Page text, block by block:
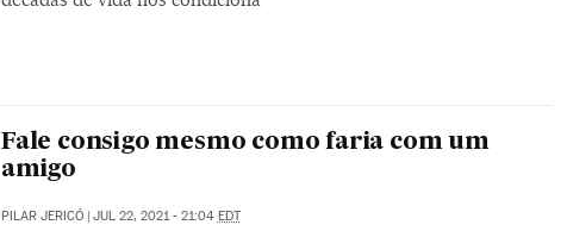
Fale consigo mesmo como faria com um
amigo
PILAR JERICÓ | JUL 22, 2021 - 21:04 EDT